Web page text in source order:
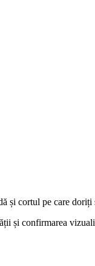
și cortul pe care doriți
și confirmarea